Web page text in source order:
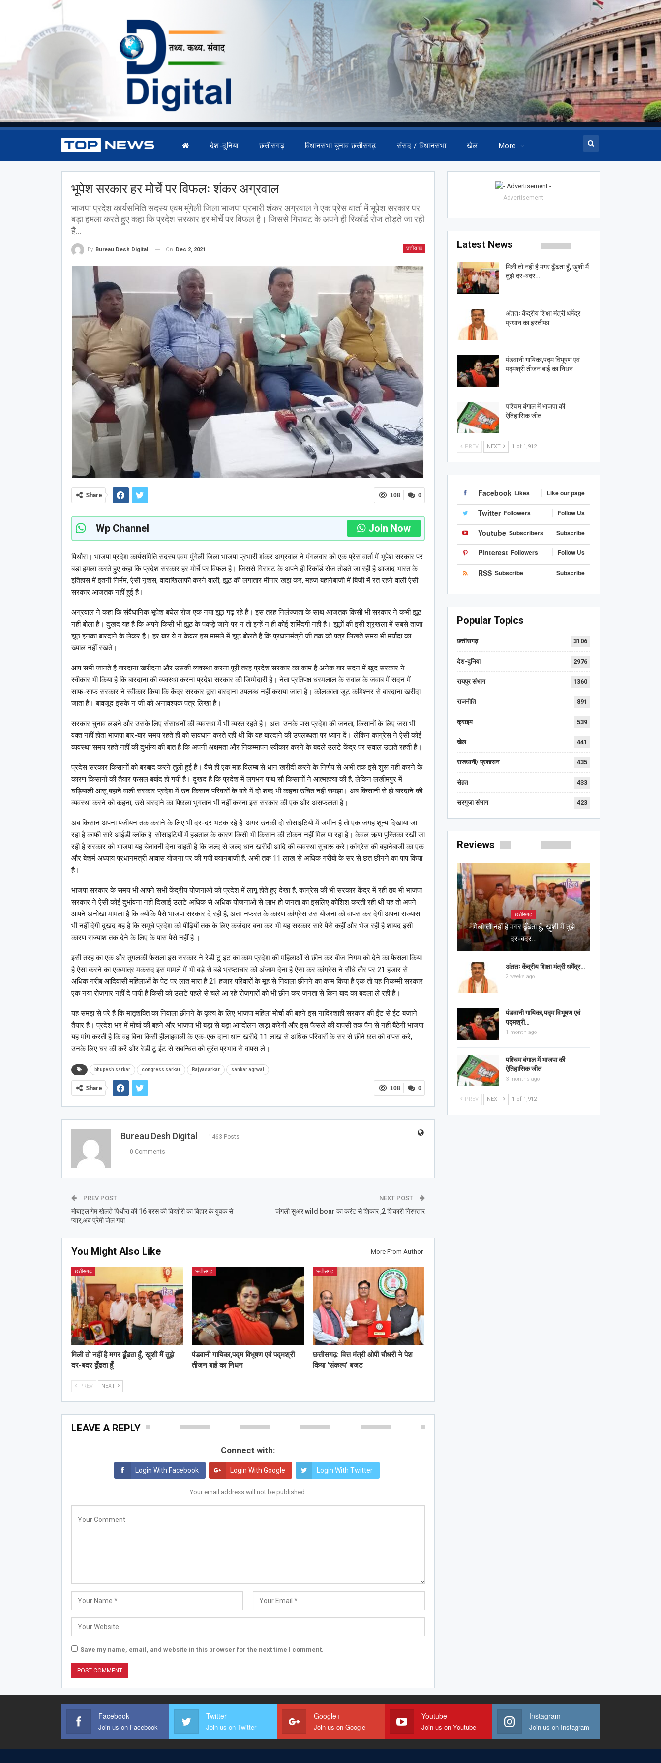
देश-दुनिया छत्तीसगढ़ विधानसभा चुनाव छत्तीसगढ़ संसद / विधानसभा खेल More
भूपेश सरकार हर मोर्चे पर विफलः शंकर अग्रवाल
भाजपा प्रदेश कार्यसमिति सदस्य एवम मुंगेली जिला भाजपा प्रभारी शंकर अग्रवाल ने एक प्रेस वार्ता में भूपेश सरकार पर
बड़ा हमला करते हुए कहा कि प्रदेश सरकार हर मोर्चे पर विफल है। जिससे गिरावट के अपने ही रिकॉर्ड रोज तोड़ते जा रही
है...
छत्तीसगढ़
By Bureau Desh Digital On Dec 2, 2021
0
108
Share
Wp Channel Join Now
पिथौरा। भाजपा प्रदेश कार्यसमिति सदस्य एवम मुंगेली जिला भाजपा प्रभारी शंकर अग्रवाल ने मंगलवार को एक प्रेस वार्ता में भूपेश सरकार पर
बड़ा हमला करते हुए कहा कि प्रदेश सरकार हर मोर्चे पर विफल है। जिससे गिरावट के अपने ही रिकॉर्ड रोज तोड़ते जा रही है आजाद भारत के
इतिहास में इतनी निर्मम, ऐसी नृशस, वादाखिलाफी करने वाली, झूठ की लगातार मीनार खझ कर, महज बहानेबाजी में बिजी में रत रहने वाली ऐसी
सरकार आजतक नहीं हुई है।
अग्रवाल ने कहा कि संवैधानिक भूपेश बघेल रोज एक नया झूठ गढ़ रहे हैं। इस तरह निर्लज्जता के साथ आजतक किसी भी सरकार ने कभी झूठ
नहीं बोला है। दुखद यह है कि अपने किसी भी झूठ के पकड़े जाने पर न तो इन्हें न ही कोई शर्मिंदगी नही है। झूठों की इसी श्रृंखला में सबसे ताजा
झूठ इनका बारदाने के लेकर है। हर बार ये न केवल इस मामले में झूठ बोलते है कि प्रधानमंत्री जी तक को पत्र लिखते समय भी मर्यादा का
ख्याल नहीं रखते।
आप सभी जानते है बारदाना खरीदना और उसकी व्यवस्था करना पूरी तरह प्रदेश सरकार का काम है अनेक बार सदन में खुद सरकार ने
स्वीकार भी किया है कि बारदाना की व्यवस्था करना प्रदेश सरकार की जिम्मेदारी है। नेता प्रतिपक्ष धरमलाल के सवाल के जवाब में सदन में
साफ-साफ सरकार ने स्वीकार किया कि केंद्र सरकार द्वारा बारदाना उपलब्ध नहीं कराया जाता है। कोलकाता जूट कमिश्नर से बारदाना खरीदा
जाता है। बावजूद इसके न जी को अनावश्यक पत्र लिखा है।
सरकार चुनाव लड़ने और उसके लिए संसाधनों की व्यवस्था में भी व्यस्त रहते है। अतः उनके पास प्रदेश की जनता, किसानों के लिए जरा भी
वक्त नहीं होता भाजपा बार-बार समय रहते ही को सावधान करते रही थी कि वह बारदाने की उपलब्धता पर ध्यान दें। लेकिन कांग्रेस ने ऐसी कोई
व्यवस्था समय रहते नहीं की दुर्भाग्य की बात है कि अपनी अक्षमता और निकम्मापन स्वीकार करने के बदले उलटे केंद्र पर सवाल उठाते रहती है।
प्रदेस सरकार किसानों को बरबाद करने तुली हुई है। वैसे ही एक माह विलम्ब से धान खरीदी करने के निर्णय से अभी तक इसे शुरू नहीं करने के
कारण किसानों की तैयार फसल बर्बाद हो गयी है। दुखद है कि प्रदेश में लगभग पाथ सौ किसानों ने आत्महत्या की है, लेकिन लखीमपुर में
घड़ियाली आंसू बहाने वाली सरकार प्रदेश में उन किसान परिवारों के बारे में दो शब्द भी कहना उचित नहीं समझा। अब किसानी से हो बारदाने की
व्यवस्था करने को कहना, उसे बारदाने का पिछला भुगतान भी नहीं करना इस सरकार की एक और असफलता है।
अब किसान अपना पंजीयन तक कराने के लिए भी दर-दर भटक रहे हैं. अगर उनकी दो सोसाइटियों में जमीन है तो एक जगह शून्य दिखाया जा
रहा है काफी सारे आईडी ब्लॉक है. सोसाइटियों में हड़ताल के कारण किसी भी किसान की टोकन नहीं मिल पा रहा है। केवल ऋण पुस्तिका रखी जा
रही है सरकार को भाजपा यह चेतावनी देना चाहती है कि जल्द से जल्द धान खरीदी आदि की व्यवस्था सुचारू करे।कांग्रेस की बहानेबाजी का एक
और बेशर्म अध्याय प्रधानमंत्री आवास योजना पर की गयी बयानबाजी है. अभी तक 11 लाख से अधिक गरीबों के सर से छत छीनने का पाप किया
है।
भाजपा सरकार के समय भी आपने सभी केंद्रीय योजनाओं को प्रदेश में लागू होते हुए देखा है, कांग्रेस की भी सरकार केंद्र में रही तब भी भाजपा
सरकार ने ऐसी कोई दुर्भावना नहीं दिखाई उलटे अधिक से अधिक योजनाओं से लाभ हो जनता का इसलिए कोशिश करती रही थी यह तो अपने
आपने अनोखा मामला है कि क्योंकि पैसे भाजपा सरकार दे रही है, अतः नफरत के कारण कांग्रेस उस योजना को वापस कर देगी अपना राज्यास
भी नहीं देगी दुखद यह है कि समूचे प्रदेश को पीढ़ियों तक के लिए कर्जदार बना कर भी यह सरकार सारे पैसे कहीं और भेज रही है शायद इसी
कारण राज्याश तक देने के लिए के पास पैसे नहीं है.।
इसी तरह का एक और तुगलकी फैसला इस सरकार ने रेडी टू इट का काम प्रदेश की महिलाओं से छीन कर बीज निगम को देने का फैसला किया
है ऐसा करने का एकमात्र मकसद इस मामले में भी बड़े से बड़े भ्रष्टाचार को अंजाम देना है ऐसा कर कांग्रेस ने सीधे तौर पर 21 हजार से
अधिक गरीब आदिवासी महिलाओं के पेट पर लात मारा है 21 हजार परिवारों के मूह से निवाला छीनने का काम किया है एक तो यह निकम्मी सरकार
एक नया रोजगार नहीं दे पायी है किसी को उलटे पहले से चले आ रहे रोजगारों को भी छीन कर जनता से किन बाद का बदला ले रही है।
यह समझ से परे है कि मातृशक्ति का निवाला छीनने के कृत्य के लिए भाजपा महिला मोर्चा की बहने इस नादिरशाही सरकार की ईंट से ईट बजाने
तैयार है। प्रदेश भर में मोर्चा की बहने और भाजपा भी बड़ा से बड़ा आन्दोलन खड़ा करेगी और इस फैसले की वापसी तक पैन से नहीं बैठेगी भाजपा
यह मांग करती है कि वह बिना किसी हीलाहवाली के एक-एक दाना धान खरीदे 11 लाख से अधिक परिवारों के सर से छीने छत को वापस करे,
उनके लिए घर की करें और रेडी टू ईट से सबन्धित को तुरंत प्रभाव से वापस ले।
bhupesh sarkar congress sarkar Rajyasarkar sankar agrwal
0
108
Share
Bureau Desh Digital 1463 Posts
0 Comments
PREV POST
मोबाइल गेम खेलते पिथौरा की 16 बरस की किशोरी का बिहार के युवक से
प्यार,अब प्रेमी जेल गया
NEXT POST
जंगली सुअर wild boar का करंट से शिकार ,2 शिकारी गिरफ्तार
You Might Also Like More From Author
छत्तीसगढ़
मिली तो नहीं है मगर ढूँढता हूँ, ख़ुशी मैं तुझे
दर-बदर ढूँढता हूँ
छत्तीसगढ़
पंडवानी गायिका,पद्म विभूषण एवं पद्मश्री
तीजन बाई का निधन
छत्तीसगढ़
छत्तीसगढ़: वित्त मंत्री ओपी चौधरी ने पेश
किया ‘संकल्प’ बजट
PREV NEXT
LEAVE A REPLY
Connect with:
Login With Facebook Login With Google Login With Twitter
Your email address will not be published.
Save my name, email, and website in this browser for the next time I comment.
- Advertisement -
Latest News
मिली तो नहीं है मगर ढूँढता हूँ, ख़ुशी मैं
तुझे दर-बदर…
अंततः केंद्रीय शिक्षा मंत्री धर्मेंद्र
प्रधान का इस्तीफा
पंडवानी गायिका,पद्म विभूषण एवं
पद्मश्री तीजन बाई का निधन
पश्चिम बंगाल में भाजपा की
ऐतिहासिक जीत
PREV NEXT 1 of 1,912
Facebook Likes Like our page
Twitter Followers Follow Us
Youtube Subscribers Subscribe
Pinterest Followers Follow Us
RSS Subscribe Subscribe
Popular Topics
छत्तीसगढ़ 3106
देश-दुनिया 2976
रायपुर संभाग 1360
राजनीति 891
क्राइम 539
खेल 441
राजधानी/ प्रशासन 435
सेहत 433
सरगुजा संभाग 423
Reviews
छत्तीसगढ़
मिली तो नहीं है मगर ढूँढता हूँ, ख़ुशी मैं तुझे
दर-बदर…
अंततः केंद्रीय शिक्षा मंत्री धर्मेंद्र…
2 weeks ago
पंडवानी गायिका,पद्म विभूषण एवं
पद्मश्री…
1 month ago
पश्चिम बंगाल में भाजपा की
ऐतिहासिक जीत
3 months ago
PREV NEXT 1 of 1,912
Facebook
Join us on Facebook
Twitter
Join us on Twitter
Google+
Join us on Google
Youtube
Join us on Youtube
Instagram
Join us on Instagram